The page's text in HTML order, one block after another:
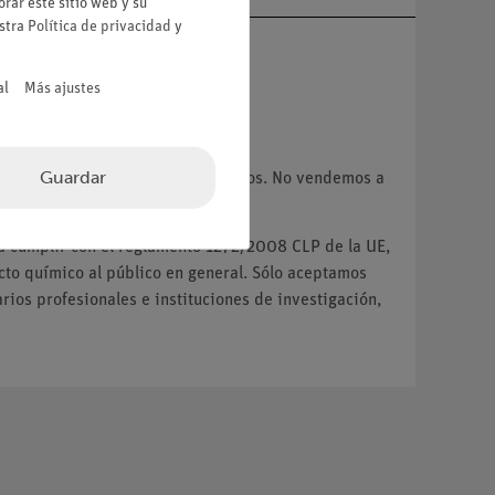
instituciones y centros educativos. No vendemos a
cumplir con el reglamento 1272/2008 CLP de la UE,
químico al público en general. Sólo aceptamos
profesionales e instituciones de investigación,
este sitio web y su
Política de privacidad y
Más ajustes
Guardar